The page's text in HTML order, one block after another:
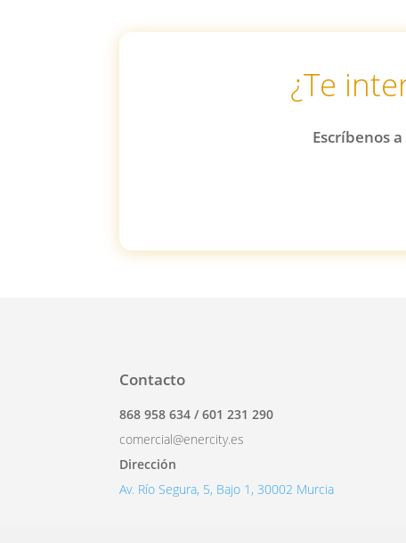
¿Te
Escríbenos
Contacto
868 958 634 / 601 231 290
comercial@enercity.es
Dirección
Av. Río Segura, 5, Bajo 1, 30002 Murcia